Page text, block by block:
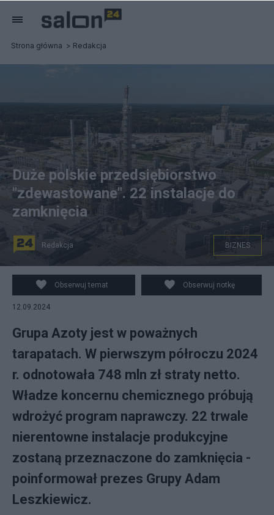
Strona główna Redakcja
fot. Grupa Azoty
Duże polskie przedsiębiorstwo
"zdewastowane". 22 instalacje do
zamknięcia
Redakcja BIZNES
Obserwuj temat Obserwuj notkę
12.09.2024
Grupa Azoty jest w poważnych
tarapatach. W pierwszym półroczu 2024
r. odnotowała 748 mln zł straty netto.
Władze koncernu chemicznego próbują
wdrożyć program naprawczy. 22 trwale
nierentowne instalacje produkcyjne
zostaną przeznaczone do zamknięcia -
poinformował prezes Grupy Adam
Leszkiewicz.